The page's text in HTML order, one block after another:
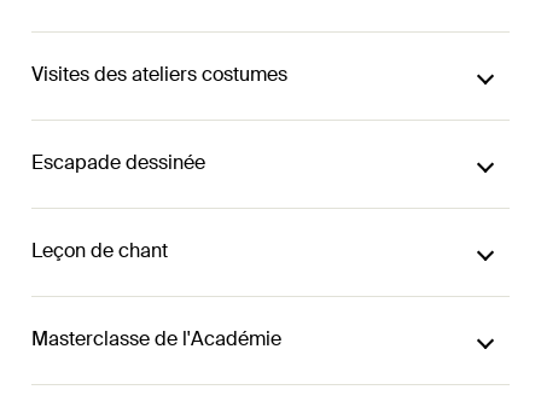
Visites des ateliers costumes
Escapade dessinée
Leçon de chant
Masterclasse de l'Académie